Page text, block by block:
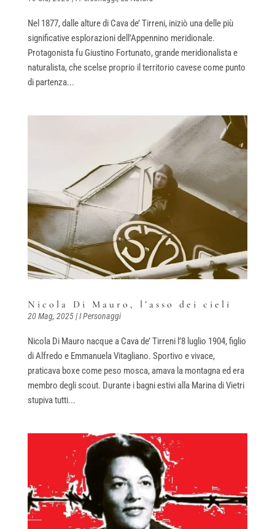
Nel 1877, dalle alture di Cava de’ Tirreni, iniziò una delle più
significative esplorazioni dell’Appennino meridionale.
Protagonista fu Giustino Fortunato, grande meridionalista e
naturalista, che scelse proprio il territorio cavese come punto
di partenza...
Nicola Di Mauro, l’asso dei cieli
20 Mag, 2025|I Personaggi
Nicola Di Mauro nacque a Cava de’ Tirreni l’8 luglio 1904, figlio
di Alfredo e Emmanuela Vitagliano. Sportivo e vivace,
praticava boxe come peso mosca, amava la montagna ed era
membro degli scout. Durante i bagni estivi alla Marina di Vietri
stupiva tutti...